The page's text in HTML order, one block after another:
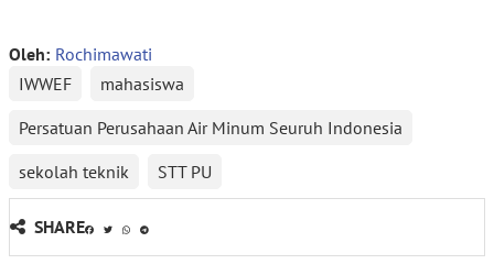
Oleh: Rochimawati
IWWEF
mahasiswa
Persatuan Perusahaan Air Minum Seuruh Indonesia
sekolah teknik
STT PU
SHARE